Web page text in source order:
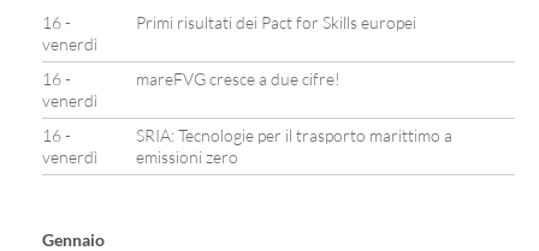
16 -
venerdì
Primi risultati dei Pact for Skills europei
16 -
venerdì
mareFVG cresce a due cifre!
16 -
venerdì
SRIA: Tecnologie per il trasporto marittimo a
emissioni zero
Gennaio